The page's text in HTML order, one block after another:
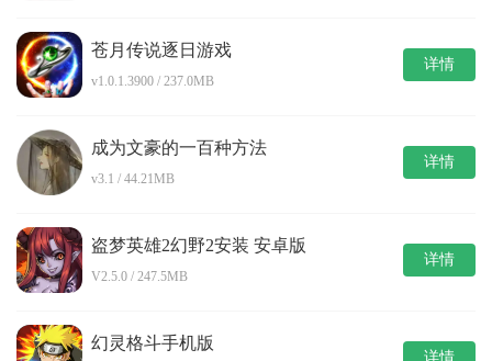
苍月传说逐日游戏
v1.0.1.3900 / 237.0MB
详情
成为文豪的一百种方法
v3.1 / 44.21MB
详情
盗梦英雄2幻野2安装 安卓版
V2.5.0 / 247.5MB
详情
幻灵格斗手机版
详情